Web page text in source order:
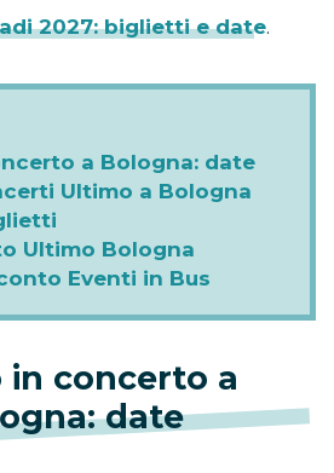
2027: biglietti e date.
a Bologna: date
Ultimo a Bologna
Ultimo Bologna
Eventi in Bus
in concerto a
: date